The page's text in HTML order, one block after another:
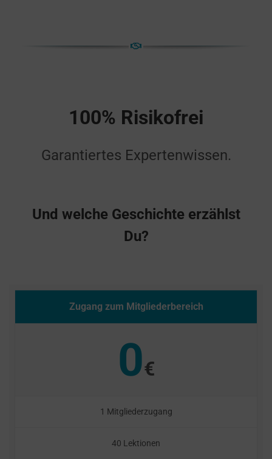
100% Risikofrei
Garantiertes Expertenwissen.
Und welche Geschichte erzählst
Du?
Zugang zum Mitgliederbereich
0€
1 Mitgliederzugang
40 Lektionen